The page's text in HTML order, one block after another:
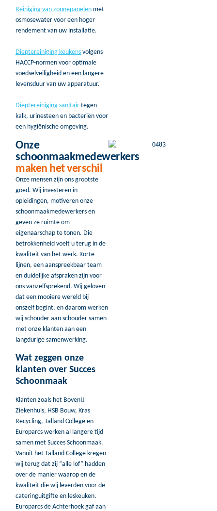
Reiniging van zonnepanelen met
osmosewater voor een hoger
rendement van uw installatie.
Dieptereiniging keukens volgens
HACCP-normen voor optimale
voedselveiligheid en een langere
levensduur van uw apparatuur.
Dieptereiniging sanitair tegen
kalk, urinesteen en bacteriën voor
een hygiënische omgeving.
Onze
schoonmaakmedewerkers
maken het verschil
Onze mensen zijn ons grootste
goed. Wij investeren in
opleidingen, motiveren onze
schoonmaakmedewerkers en
geven ze ruimte om
eigenaarschap te tonen. Die
betrokkenheid voelt u terug in de
kwaliteit van het werk. Korte
lijnen, een aanspreekbaar team
en duidelijke afspraken zijn voor
ons vanzelfsprekend. Wij geloven
dat een mooiere wereld bij
onszelf begint, en daarom werken
wij schouder aan schouder samen
met onze klanten aan een
langdurige samenwerking.
Wat zeggen onze
klanten over Succes
Schoonmaak
Klanten zoals het BovenIJ
Ziekenhuis, HSB Bouw, Kras
Recycling, Talland College en
Europarcs werken al langere tijd
samen met Succes Schoonmaak.
Vanuit het Talland College kregen
wij terug dat zij “alle lof” hadden
over de manier waarop en de
kwaliteit die wij leverden voor de
cateringuitgifte en leskeuken.
Europarcs de Achterhoek gaf aan